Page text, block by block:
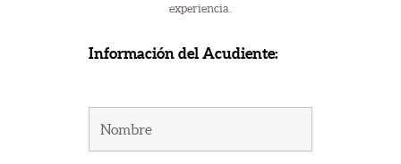
experiencia.
Información del Acudiente: